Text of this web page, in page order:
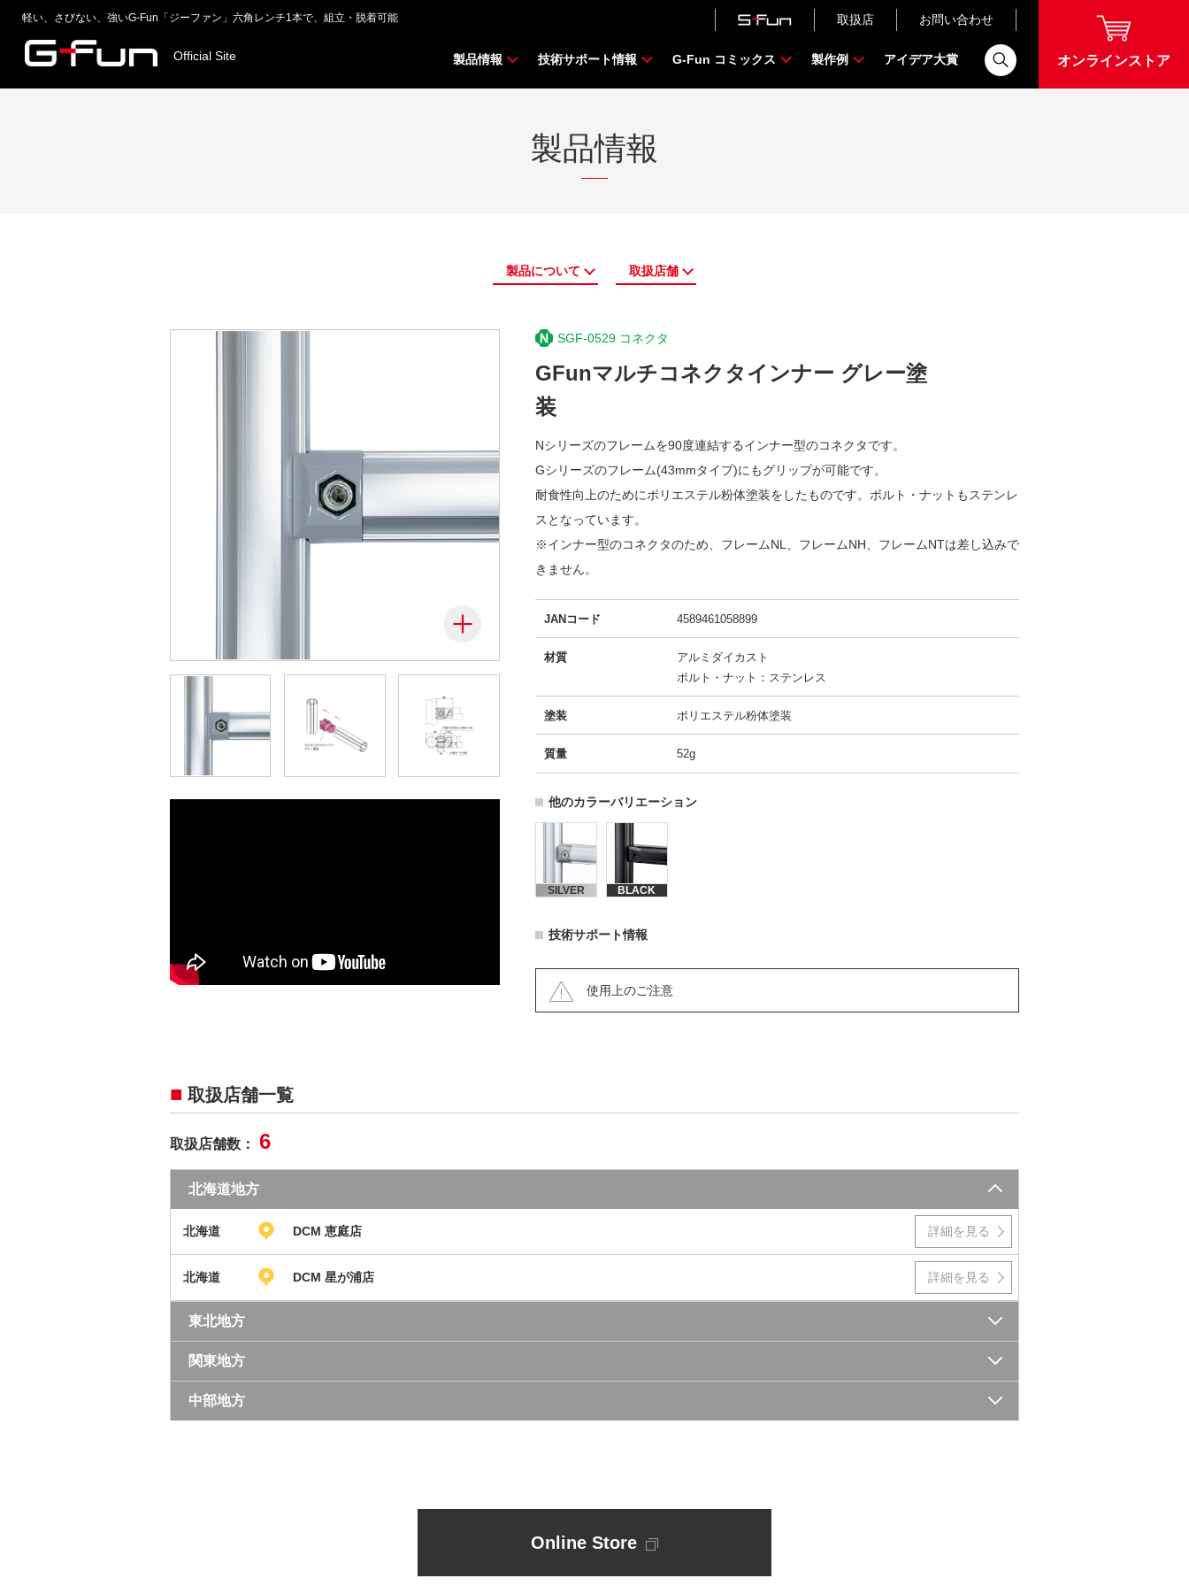
Official Site
軽い、さびない、強いG-Fun「ジーファン」六角レンチ1本で、組立・脱着可能 取扱店 お問い合わせ
製品情報 技術サポート情報 G-Fun コミックス 製作例 アイデア大賞 オンラインストア
製品情報
製品について 取扱店舗
SGF-0529 コネクタ
GFunマルチコネクタインナー グレー塗
装
Nシリーズのフレームを90度連結するインナー型のコネクタです。
Gシリーズのフレーム(43mmタイプ)にもグリップが可能です。
耐食性向上のためにポリエステル粉体塗装をしたものです。ボルト・ナットもステンレ
スとなっています。
※インナー型のコネクタのため、フレームNL、フレームNH、フレームNTは差し込みで
きません。
JANコード 4589461058899
材質
アルミダイカスト
ボルト・ナット：ステンレス
塗装 ポリエステル粉体塗装
質量 52g
他のカラーバリエーション
SILVER BLACK
技術サポート情報
使用上のご注意
取扱店舗一覧
取扱店舗数： 6
北海道地方
北海道 DCM 恵庭店 詳細を見る
北海道 DCM 星が浦店 詳細を見る
東北地方
関東地方
中部地方
Online Store